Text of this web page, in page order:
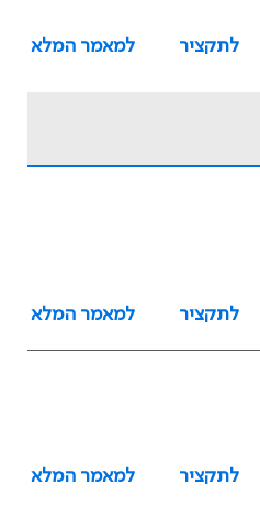
לתקציר
למאמר המלא
לתקציר
למאמר המלא
לתקציר
למאמר המלא